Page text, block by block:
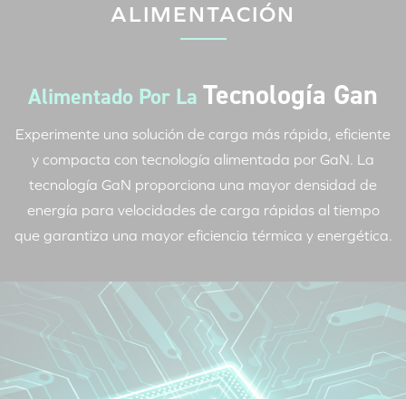
ALIMENTACIÓN
Alimentado Por La Tecnología Gan
Experimente una solución de carga más rápida, eficiente
y compacta con tecnología alimentada por GaN. La
tecnología GaN proporciona una mayor densidad de
energía para velocidades de carga rápidas al tiempo
que garantiza una mayor eficiencia térmica y energética.